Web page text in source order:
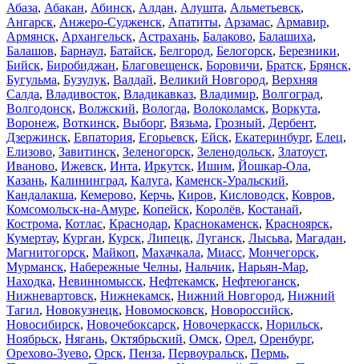
Абаза, Абакан, Абинск, Алдан, Алушта, Альметьевск,
Ангарск, Анжеро-Судженск, Апатиты, Арзамас, Армавир,
Армянск, Архангельск, Астрахань, Балаково, Балашиха,
Балашов, Барнаул, Батайск, Белгород, Белогорск, Березники,
Бийск, Биробиджан, Благовещенск, Боровичи, Братск, Брянск,
Бугульма, Бузулук, Валдай, Великий Новгород, Верхняя
Салда, Владивосток, Владикавказ, Владимир, Волгоград,
Волгодонск, Волжский, Вологда, Волоколамск, Воркута,
Воронеж, Воткинск, Выборг, Вязьма, Грозный, Дербент,
Дзержинск, Евпатория, Егорьевск, Ейск, Екатеринбург, Елец,
Елизово, Завитинск, Зеленогорск, Зеленодольск, Златоуст,
Иваново, Ижевск, Инта, Иркутск, Ишим, Йошкар-Ола,
Казань, Калининград, Калуга, Каменск-Уральский,
Кандалакша, Кемерово, Керчь, Киров, Кисловодск, Ковров,
Комсомольск-на-Амуре, Копейск, Королёв, Костанай,
Кострома, Котлас, Краснодар, Краснокаменск, Красноярск,
Кумертау, Курган, Курск, Липецк, Луганск, Лысьва, Магадан,
Магнитогорск, Майкоп, Махачкала, Миасс, Мончегорск,
Мурманск, Набережные Челны, Нальчик, Нарьян-Мар,
Находка, Невинномысск, Нефтекамск, Нефтеюганск,
Нижневартовск, Нижнекамск, Нижний Новгород, Нижний
Тагил, Новокузнецк, Новомосковск, Новороссийск,
Новосибирск, Новочебоксарск, Новочеркасск, Норильск,
Ноябрьск, Нягань, Октябрьский, Омск, Орел, Оренбург,
Орехово-Зуево, Орск, Пенза, Первоуральск, Пермь,